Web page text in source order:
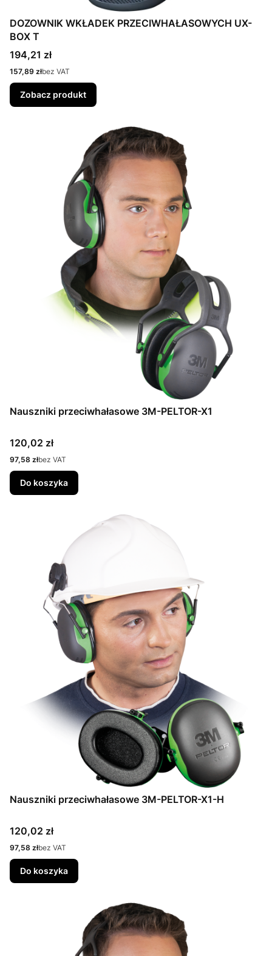
DOZOWNIK WKŁADEK PRZECIWHAŁASOWYCH UX-
BOX T
Cena
194,21 zł
Cena
157,89 złbez VAT
Zobacz produkt
Nauszniki przeciwhałasowe 3M-PELTOR-X1
Cena
120,02 zł
Cena
97,58 złbez VAT
Do koszyka
Nauszniki przeciwhałasowe 3M-PELTOR-X1-H
Cena
120,02 zł
Cena
97,58 złbez VAT
Do koszyka